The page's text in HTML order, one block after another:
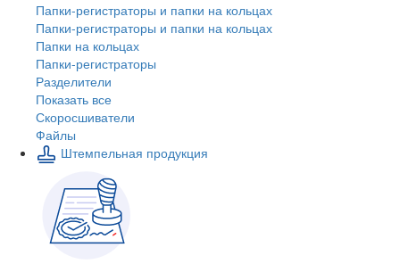
Папки-регистраторы и папки на кольцах
Папки-регистраторы и папки на кольцах
Папки на кольцах
Папки-регистраторы
Разделители
Показать все
Скоросшиватели
Файлы
Штемпельная продукция